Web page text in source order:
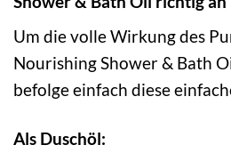
Um die volle Wirkung des
Nourishing Shower & Bath
befolge einfach diese
Als Duschöl: